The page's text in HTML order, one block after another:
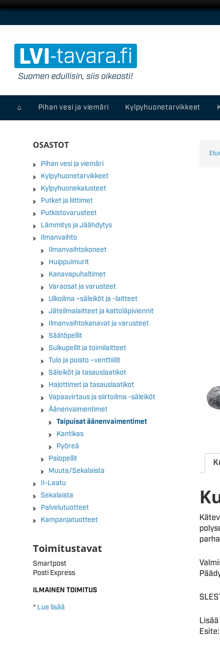
⌂ Pihan vesi ja viemäri Kylpyhuonetarvikkeet
OSASTOT
Pihan vesi ja viemäri
Kylpyhuonetarvikkeet
Kylpyhuonekalusteet
Putket ja liittimet
Putkistovarusteet
Lämmitys ja Jäähdytys
Ilmanvaihto
Ilmanvaihtokoneet
Huippuimurit
Kanavapuhaltimet
Varaosat ja varusteet
Ulkoilma –säleiköt ja -laitteet
Jäteilmalaitteet ja kattoläpiviennit
Ilmanvaihtokanavat ja varusteet
Säätöpellit
Sulkupellit ja toimilaitteet
Tulo ja poisto –venttiiilit
Säleiköt ja tasauslaatikot
Hajottimet ja tasauslaatikot
Vapaavirtaus ja siirtoilma -säleiköt
Äänenvaimentimet
Taipuisat äänenvaimentimet
Kantikas
Pyöreä
Palopellit
Muuta/Sekalaista
II-Laatu
Sekalaista
Palvelutuotteet
Kampanjatuotteet
Toimitustavat
Smartpost
Posti Express
ILMAINEN TOIMITUS
* Lue lisää